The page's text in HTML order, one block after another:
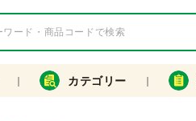
カテゴリー